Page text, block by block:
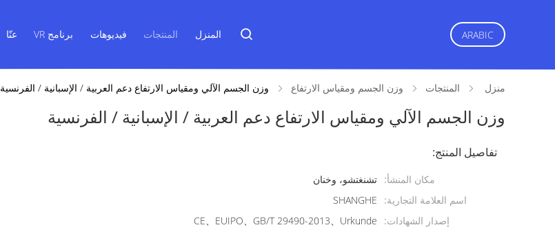
المنزل المنتجات فيديوهات برنامج VR عنّا ARABIC
منزل المنتجات وزن الجسم ومقياس الارتفاع وزن الجسم الآلي ومقياس الارتفاع دعم العربية / الإسبانية / الفرنسية
وزن الجسم الآلي ومقياس الارتفاع دعم العربية / الإسبانية / الفرنسية
تفاصيل المنتج:
مكان المنشأ: تشنغتشو، وخنان
اسم العلامة التجارية:
SHANGHE
إصدار الشهادات:
CE、EUIPO、GB/T 29490-2013、Urkunde